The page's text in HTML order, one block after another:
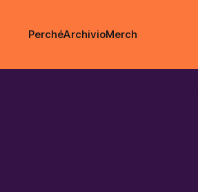
PerchéArchivioMerch